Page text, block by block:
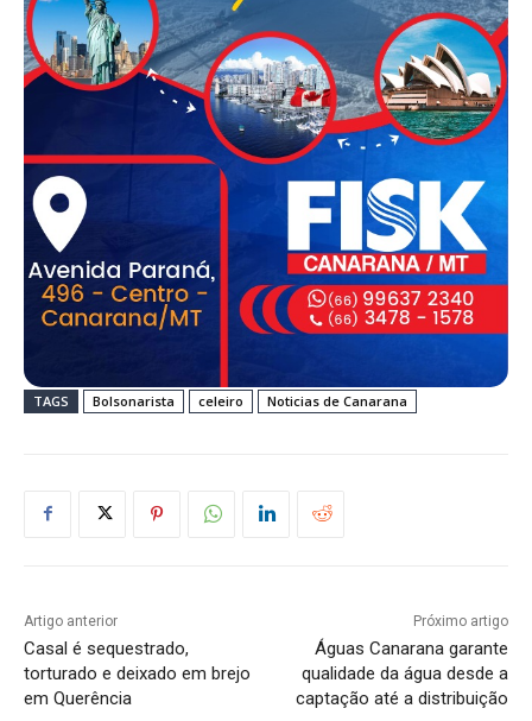
TAGS Bolsonarista celeiro Noticias de Canarana
Artigo anterior
Casal é sequestrado,
torturado e deixado em brejo
em Querência
Próximo artigo
Águas Canarana garante
qualidade da água desde a
captação até a distribuição